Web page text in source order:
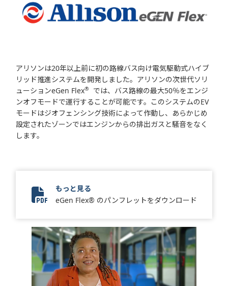
アリソンは20年以上前に初の路線バス向け電気駆動式ハイブ
リッド推進システムを開発しました。アリソンの次世代ソリ
ューションeGen Flex®
では、バス路線の最大50％をエンジ
ンオフモードで運行することが可能です。このシステムのEV
モードはジオフェンシング技術によって作動し、あらかじめ
設定されたゾーンではエンジンからの排出ガスと騒音をなく
します。
eGen Flex
もっと見る
eGen Flex® のパンフレットをダウンロード